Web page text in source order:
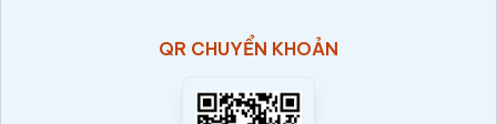
QR CHUYỂN KHOẢN